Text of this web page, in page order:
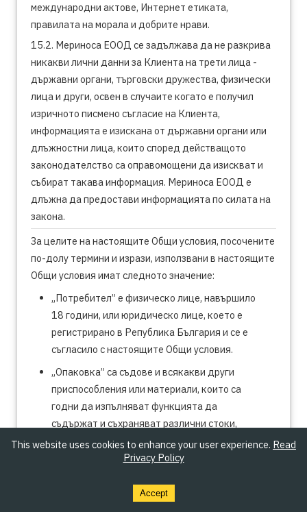
This website uses cookies to enhance your user experience. Read
Privacy Policy
Accept
международни актове, Интернет етиката,
правилата на морала и добрите нрави.
15.2. Мериноса ЕООД се задължава да не разкрива
никакви лични данни за Клиента на трети лица -
държавни органи, търговски дружества, физически
лица и други, освен в случаите когато е получил
изричното писмено съгласие на Клиента,
информацията е изискана от държавни органи или
длъжностни лица, които според действащото
законодателство са оправомощени да изискват и
събират такава информация. Мериноса ЕООД е
длъжна да предостави информацията по силата на
закона.
За целите на настоящите Общи условия, посочените
по-долу термини и изрази, използвани в настоящите
Общи условия имат следното значение:
„Потребител” е физическо лице, навършило
18 години, или юридическо лице, което е
регистрирано в Република България и се е
съгласило с настоящите Общи условия.
„Опаковка” са съдове и всякакви други
приспособления или материали, които са
годни да изпълняват функцията да
съдържат и съхраняват различни стоки,
предлагани пряко на Потребителя.
„Продажна цена” е крайната цена за
стока или за услуга, включваща данъка